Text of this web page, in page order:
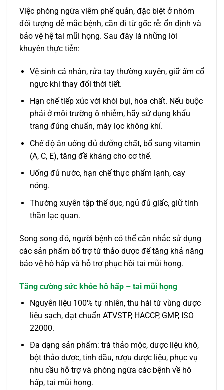
Việc phòng ngừa viêm phế quản, đặc biệt ở nhóm
đối tượng dễ mắc bệnh, cần đi từ gốc rễ: ổn định và
bảo vệ hệ tai mũi họng. Sau đây là những lời
khuyên thực tiễn:
Vệ sinh cá nhân, rửa tay thường xuyên, giữ ấm cổ
ngực khi thay đổi thời tiết.
Hạn chế tiếp xúc với khói bụi, hóa chất. Nếu buộc
phải ở môi trường ô nhiễm, hãy sử dụng khẩu
trang đúng chuẩn, máy lọc không khí.
Chế độ ăn uống đủ dưỡng chất, bổ sung vitamin
(A, C, E), tăng đề kháng cho cơ thể.
Uống đủ nước, hạn chế thực phẩm lạnh, cay
nóng.
Thường xuyên tập thể dục, ngủ đủ giấc, giữ tinh
thần lạc quan.
Song song đó, người bệnh có thể cân nhắc sử dụng
các sản phẩm bổ trợ từ thảo dược để tăng khả năng
bảo vệ hô hấp và hỗ trợ phục hồi tai mũi họng.
Tăng cường sức khỏe hô hấp – tai mũi họng
Nguyên liệu 100% tự nhiên, thu hái từ vùng dược
liệu sạch, đạt chuẩn ATVSTP, HACCP, GMP, ISO
22000.
Đa dạng sản phẩm: trà thảo mộc, dược liệu khô,
bột thảo dược, tinh dầu, rượu dược liệu, phục vụ
nhu cầu hỗ trợ và phòng ngừa các bệnh về hô
hấp, tai mũi họng.